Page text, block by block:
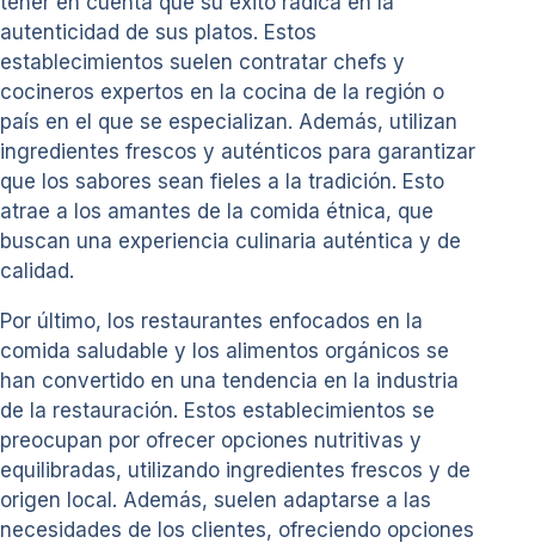
autenticidad de sus platos. Estos
establecimientos suelen contratar chefs y
cocineros expertos en la cocina de la región o
país en el que se especializan. Además, utilizan
ingredientes frescos y auténticos para garantizar
que los sabores sean fieles a la tradición. Esto
atrae a los amantes de la comida étnica, que
buscan una experiencia culinaria auténtica y de
calidad.
Por último, los restaurantes enfocados en la
comida saludable y los alimentos orgánicos se
han convertido en una tendencia en la industria
de la restauración. Estos establecimientos se
preocupan por ofrecer opciones nutritivas y
equilibradas, utilizando ingredientes frescos y de
origen local. Además, suelen adaptarse a las
necesidades de los clientes, ofreciendo opciones